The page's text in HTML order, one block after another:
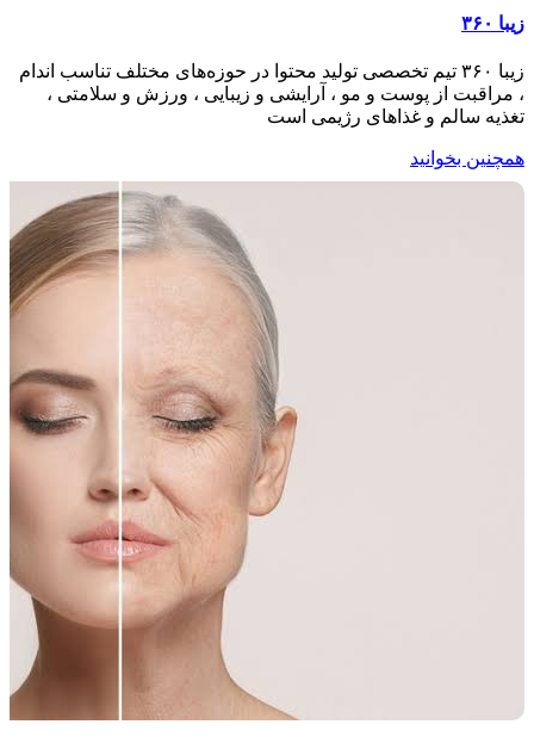
زیبا ۳۶۰
زیبا ۳۶۰ تیم تخصصی تولید محتوا در حوزه‌های مختلف تناسب اندام
، مراقبت از پوست و مو ، آرایشی و زیبایی ، ورزش و سلامتی ،
تغذیه سالم و غذاهای رژیمی است
همچنین بخوانید